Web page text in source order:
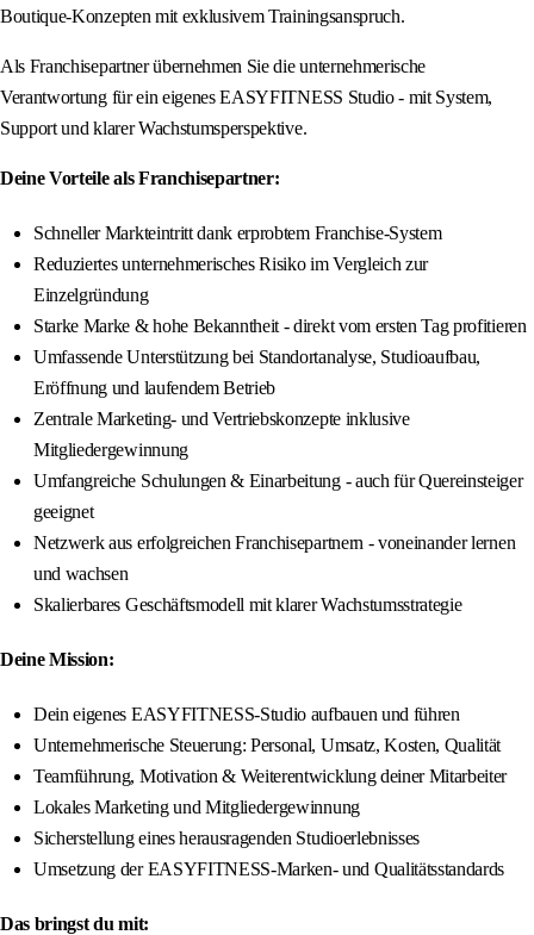
Boutique-Konzepten mit exklusivem Trainingsanspruch.
Als Franchisepartner übernehmen Sie die unternehmerische
Verantwortung für ein eigenes EASYFITNESS Studio - mit System,
Support und klarer Wachstumsperspektive.
Deine Vorteile als Franchisepartner:
Schneller Markteintritt dank erprobtem Franchise-System
Reduziertes unternehmerisches Risiko im Vergleich zur
Einzelgründung
Starke Marke & hohe Bekanntheit - direkt vom ersten Tag profitieren
Umfassende Unterstützung bei Standortanalyse, Studioaufbau,
Eröffnung und laufendem Betrieb
Zentrale Marketing- und Vertriebskonzepte inklusive
Mitgliedergewinnung
Umfangreiche Schulungen & Einarbeitung - auch für Quereinsteiger
geeignet
Netzwerk aus erfolgreichen Franchisepartnern - voneinander lernen
und wachsen
Skalierbares Geschäftsmodell mit klarer Wachstumsstrategie
Deine Mission:
Dein eigenes EASYFITNESS-Studio aufbauen und führen
Unternehmerische Steuerung: Personal, Umsatz, Kosten, Qualität
Teamführung, Motivation & Weiterentwicklung deiner Mitarbeiter
Lokales Marketing und Mitgliedergewinnung
Sicherstellung eines herausragenden Studioerlebnisses
Umsetzung der EASYFITNESS-Marken- und Qualitätsstandards
Das bringst du mit: